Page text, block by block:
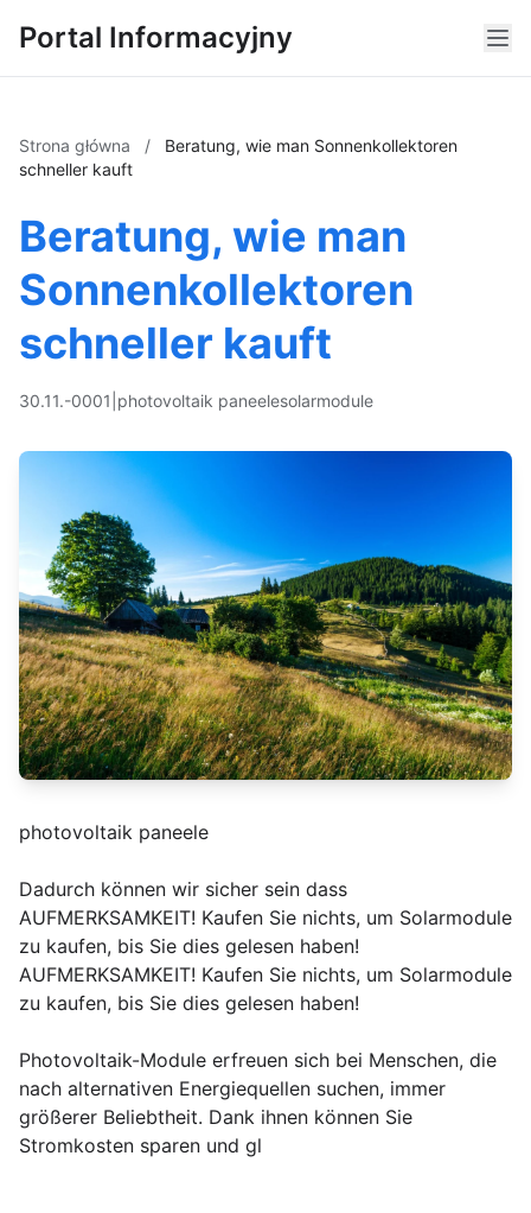
Portal Informacyjny
Strona główna /
Beratung, wie man Sonnenkollektoren
schneller kauft
Beratung, wie man
Sonnenkollektoren
schneller kauft
30.11.-0001 photovoltaik paneelesolarmodule
photovoltaik paneele
Dadurch können wir sicher sein dass
AUFMERKSAMKEIT! Kaufen Sie nichts, um Solarmodule
zu kaufen, bis Sie dies gelesen haben!
AUFMERKSAMKEIT! Kaufen Sie nichts, um Solarmodule
zu kaufen, bis Sie dies gelesen haben!
Photovoltaik-Module erfreuen sich bei Menschen, die
nach alternativen Energiequellen suchen, immer
größerer Beliebtheit. Dank ihnen können Sie
Stromkosten sparen und gl